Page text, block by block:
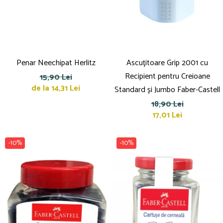
Caiete Biologie
Caiete cu Spirală
Caiete Dictando
Caiete Studențești
Caiete Tip I
Caiete Tip II
Caiete Velin
Vocabulare
Calculatoare
Instrumente de scris și desen
Penar Neechipat Herlitz
15,90 Lei
de la 14,31 Lei
Ascuțitoare Grip 2001 cu
Recipient pentru Creioane
Standard și Jumbo Faber-Castell
18,90 Lei
17,01 Lei
-10% -10%